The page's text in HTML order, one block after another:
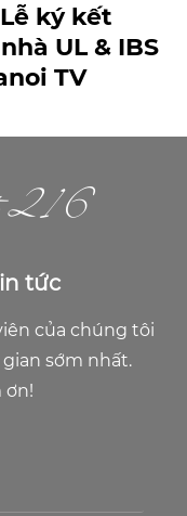
ký kết
UL & IBS
TV
216
tức
của chúng tôi
sớm nhất.
ơn!